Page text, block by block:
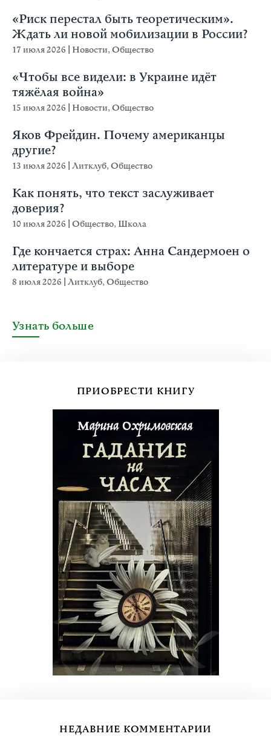
«Риск перестал быть теоретическим».
Ждать ли новой мобилизации в России?
17 июля 2026 Новости,Общество
«Чтобы все видели: в Украине идёт
тяжёлая война»
15 июля 2026 Новости,Общество
Яков Фрейдин. Почему американцы
другие?
13 июля 2026 Литклуб,Общество
Как понять, что текст заслуживает
доверия?
10 июля 2026 Общество, Школа
Где кончается страх: Анна Сандермоен о
литературе и выборе
8 июля 2026 Литклуб,Общество
Узнать больше
ПРИОБРЕСТИ КНИГУ
НЕДАВНИЕ КОММЕНТАРИИ